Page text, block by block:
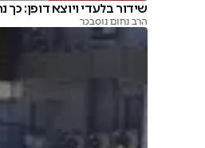
שידור בלעדי ויוצא דופן:
הרב נחום נוסבכר